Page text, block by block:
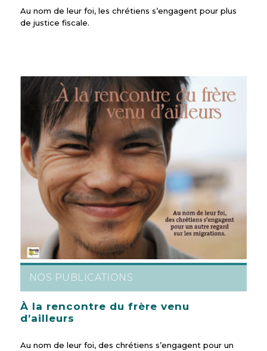
Au nom de leur foi, les chrétiens s’engagent pour plus
de justice fiscale.
NOS PUBLICATIONS
À la rencontre du frère venu
d’ailleurs
Au nom de leur foi, des chrétiens s’engagent pour un